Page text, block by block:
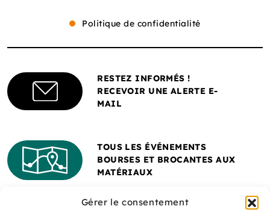
Gérer le consentement
Politique de confidentialité
RESTEZ INFORMÉS !
RECEVOIR UNE ALERTE E-
MAIL
TOUS LES ÉVÉNEMENTS
BOURSES ET BROCANTES AUX
MATÉRIAUX